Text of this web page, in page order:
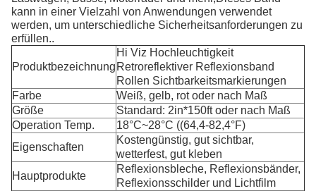
kann in einer Vielzahl von Anwendungen verwendet
werden, um unterschiedliche Sicherheitsanforderungen zu
erfüllen..
Produktbezeichnung
Hi Viz Hochleuchtigkeit
Retroreflektiver Reflexionsband
Rollen Sichtbarkeitsmarkierungen
Farbe
Weiß, gelb, rot oder nach Maß
Größe
Standard: 2in*150ft oder nach Maß
Operation Temp.
18°C~28°C ((64,4-82,4°F)
Eigenschaften
Kostengünstig, gut sichtbar,
wetterfest, gut kleben
Hauptprodukte
Reflexionsbleche, Reflexionsbänder,
Reflexionsschilder und Lichtfilm